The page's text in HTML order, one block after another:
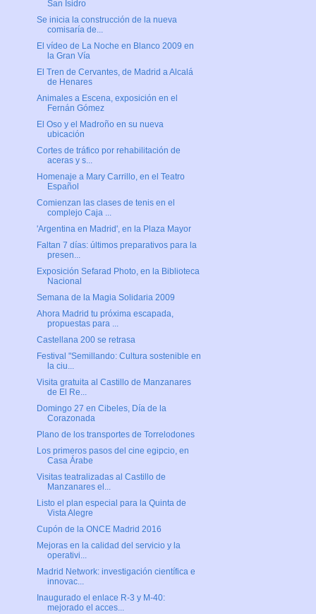
San Isidro
Se inicia la construcción de la nueva
comisaría de...
El vídeo de La Noche en Blanco 2009 en
la Gran Vía
El Tren de Cervantes, de Madrid a Alcalá
de Henares
Animales a Escena, exposición en el
Fernán Gómez
El Oso y el Madroño en su nueva
ubicación
Cortes de tráfico por rehabilitación de
aceras y s...
Homenaje a Mary Carrillo, en el Teatro
Español
Comienzan las clases de tenis en el
complejo Caja ...
'Argentina en Madrid', en la Plaza Mayor
Faltan 7 días: últimos preparativos para la
presen...
Exposición Sefarad Photo, en la Biblioteca
Nacional
Semana de la Magia Solidaria 2009
Ahora Madrid tu próxima escapada,
propuestas para ...
Castellana 200 se retrasa
Festival "Semillando: Cultura sostenible en
la ciu...
Visita gratuita al Castillo de Manzanares
de El Re...
Domingo 27 en Cibeles, Día de la
Corazonada
Plano de los transportes de Torrelodones
Los primeros pasos del cine egipcio, en
Casa Árabe
Visitas teatralizadas al Castillo de
Manzanares el...
Listo el plan especial para la Quinta de
Vista Alegre
Cupón de la ONCE Madrid 2016
Mejoras en la calidad del servicio y la
operativi...
Madrid Network: investigación científica e
innovac...
Inaugurado el enlace R-3 y M-40:
mejorado el acces...